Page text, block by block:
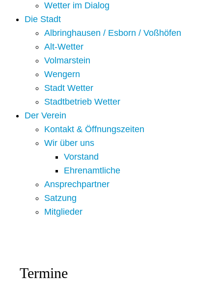
Wetter im Dialog
Die Stadt
Albringhausen / Esborn / Voßhöfen
Alt-Wetter​
Volmarstein
Wengern
Stadt Wetter
Stadtbetrieb Wetter
Der Verein
Kontakt & Öffnungszeiten
Wir über uns
Vorstand
Ehrenamtliche
Ansprechpartner
Satzung
Mitglieder
Termine